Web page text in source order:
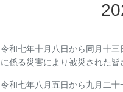
令和七年十月八日から同月十
に係る災害により被災された
令和七年八月五日から九月二